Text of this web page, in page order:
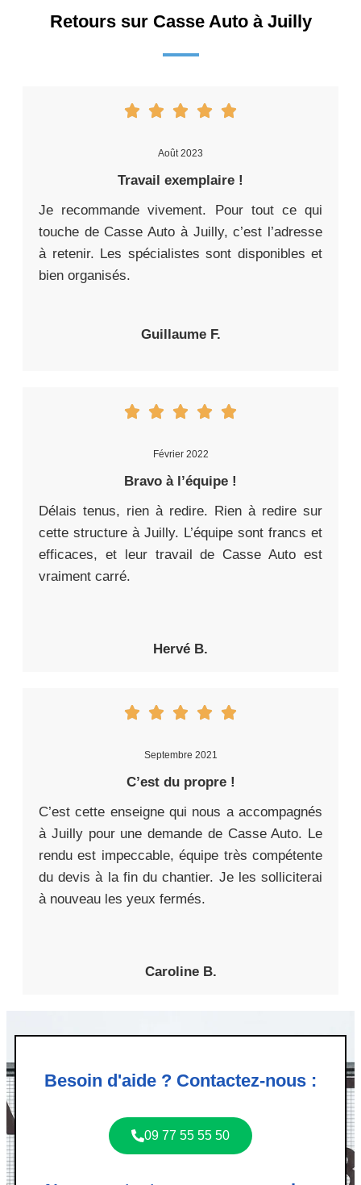
Retours sur Casse Auto à Juilly
Août 2023
Travail exemplaire !
Je recommande vivement. Pour tout ce qui
touche de Casse Auto à Juilly, c’est l’adresse
à retenir. Les spécialistes sont disponibles et
bien organisés.
Guillaume F.
Février 2022
Bravo à l’équipe !
Délais tenus, rien à redire. Rien à redire sur
cette structure à Juilly. L’équipe sont francs et
efficaces, et leur travail de Casse Auto est
vraiment carré.
Hervé B.
Septembre 2021
C’est du propre !
C’est cette enseigne qui nous a accompagnés
à Juilly pour une demande de Casse Auto. Le
rendu est impeccable, équipe très compétente
du devis à la fin du chantier. Je les solliciterai
à nouveau les yeux fermés.
Caroline B.
Besoin d'aide ? Contactez-nous :
09 77 55 55 50